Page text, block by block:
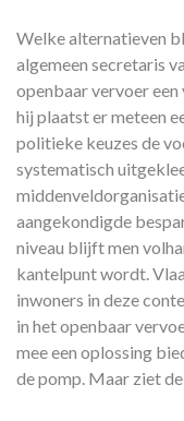
Welke alternatieven
algemeen secretaris
openbaar vervoer
hij plaatst er meteen
politieke keuzes de
systematisch
aangekondigde
niveau blijft men
kantelpunt wordt.
inwoners in deze
in het openbaar
mee een oplossing
de pomp. Maar ziet